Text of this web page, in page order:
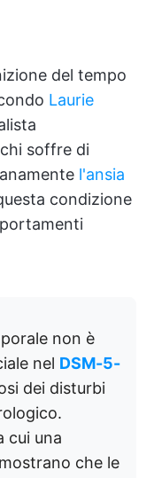
del tempo
Laurie
soffre di
l'ansia
condizione
non è
nel DSM-5-
dei disturbi
cui una
che le